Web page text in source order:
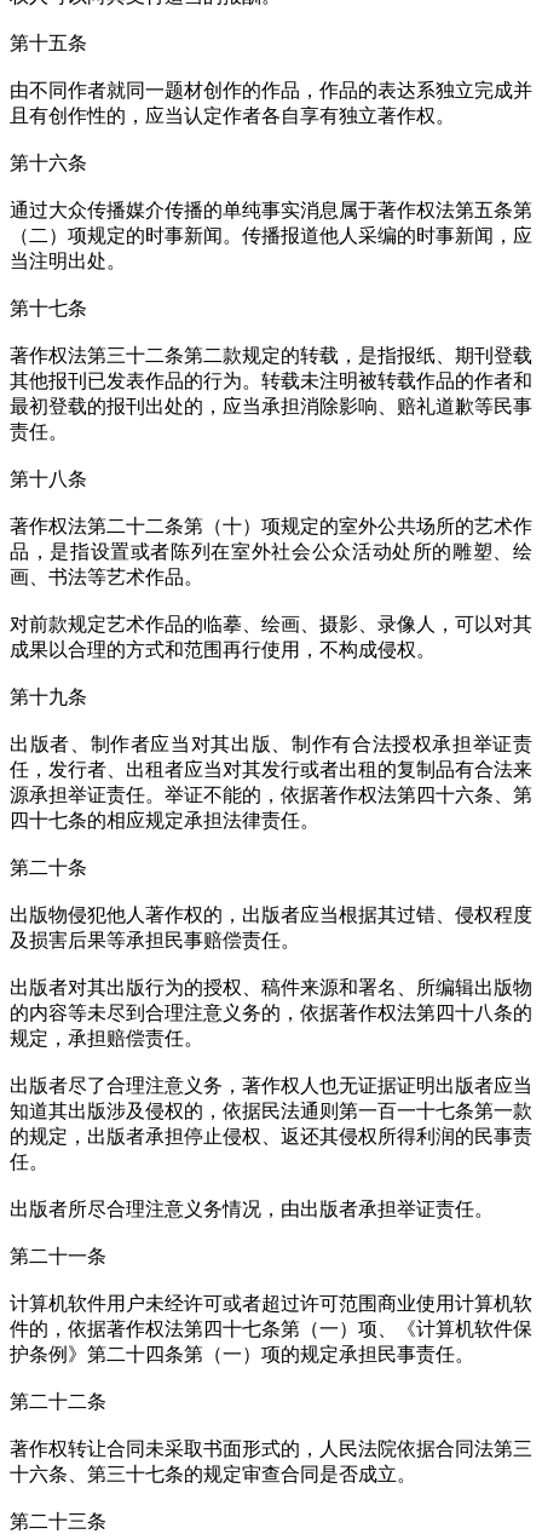
第十五条
由不同作者就同一题材创作的作品，作品的表达系独立完成并
且有创作性的，应当认定作者各自享有独立著作权。
第十六条
通过大众传播媒介传播的单纯事实消息属于著作权法第五条第
（二）项规定的时事新闻。传播报道他人采编的时事新闻，应
当注明出处。
第十七条
著作权法第三十二条第二款规定的转载，是指报纸、期刊登载
其他报刊已发表作品的行为。转载未注明被转载作品的作者和
最初登载的报刊出处的，应当承担消除影响、赔礼道歉等民事
责任。
第十八条
著作权法第二十二条第（十）项规定的室外公共场所的艺术作
品，是指设置或者陈列在室外社会公众活动处所的雕塑、绘
画、书法等艺术作品。
对前款规定艺术作品的临摹、绘画、摄影、录像人，可以对其
成果以合理的方式和范围再行使用，不构成侵权。
第十九条
出版者、制作者应当对其出版、制作有合法授权承担举证责
任，发行者、出租者应当对其发行或者出租的复制品有合法来
源承担举证责任。举证不能的，依据著作权法第四十六条、第
四十七条的相应规定承担法律责任。
第二十条
出版物侵犯他人著作权的，出版者应当根据其过错、侵权程度
及损害后果等承担民事赔偿责任。
出版者对其出版行为的授权、稿件来源和署名、所编辑出版物
的内容等未尽到合理注意义务的，依据著作权法第四十八条的
规定，承担赔偿责任。
出版者尽了合理注意义务，著作权人也无证据证明出版者应当
知道其出版涉及侵权的，依据民法通则第一百一十七条第一款
的规定，出版者承担停止侵权、返还其侵权所得利润的民事责
任。
出版者所尽合理注意义务情况，由出版者承担举证责任。
第二十一条
计算机软件用户未经许可或者超过许可范围商业使用计算机软
件的，依据著作权法第四十七条第（一）项、《计算机软件保
护条例》第二十四条第（一）项的规定承担民事责任。
第二十二条
著作权转让合同未采取书面形式的，人民法院依据合同法第三
十六条、第三十七条的规定审查合同是否成立。
第二十三条